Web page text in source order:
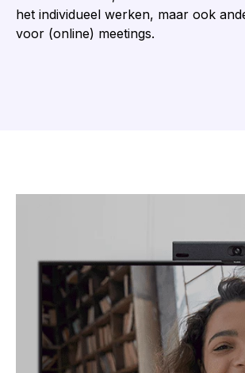
het individueel werken, maar ook
voor (online) meetings.